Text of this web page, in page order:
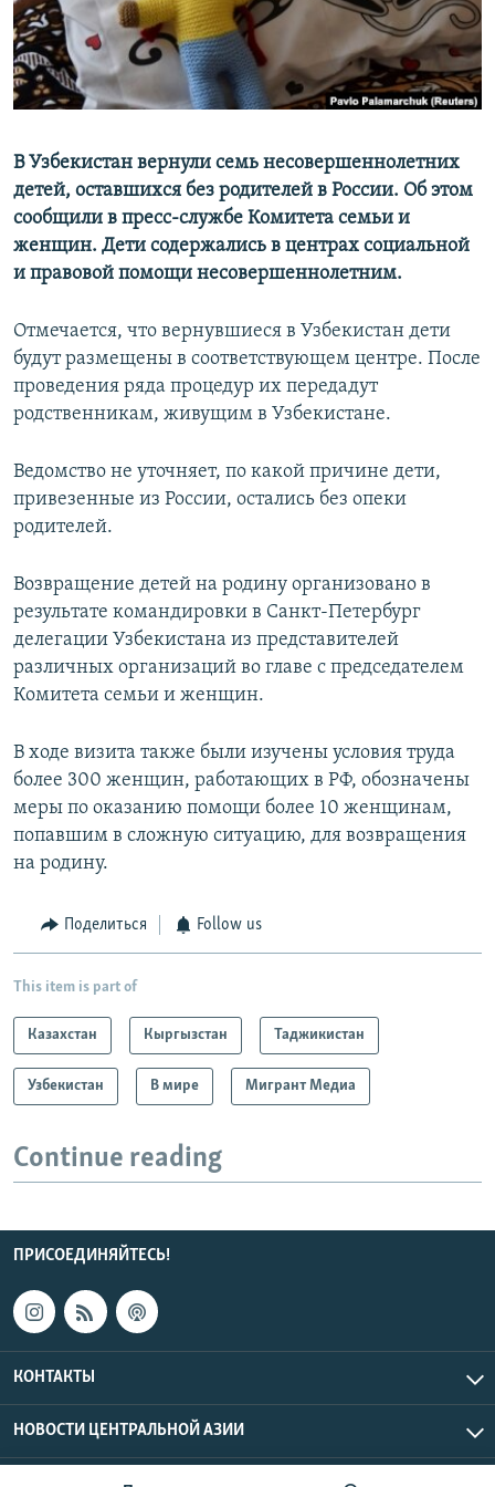
В Узбекистан вернули семь несовершеннолетних
детей, оставшихся без родителей в России. Об этом
сообщили в пресс-службе Комитета семьи и
женщин. Дети содержались в центрах социальной
и правовой помощи несовершеннолетним.
Отмечается, что вернувшиеся в Узбекистан дети
будут размещены в соответствующем центре. После
проведения ряда процедур их передадут
родственникам, живущим в Узбекистане.
Ведомство не уточняет, по какой причине дети,
привезенные из России, остались без опеки
родителей.
Возвращение детей на родину организовано в
результате командировки в Санкт-Петербург
делегации Узбекистана из представителей
различных организаций во главе с председателем
Комитета семьи и женщин.
В ходе визита также были изучены условия труда
более 300 женщин, работающих в РФ, обозначены
меры по оказанию помощи более 10 женщинам,
попавшим в сложную ситуацию, для возвращения
на родину.
Поделиться Follow us
This item is part of
Казахстан Кыргызстан Таджикистан
Узбекистан В мире Мигрант Медиа
Continue reading
ПРИСОЕДИНЯЙТЕСЬ!
КОНТАКТЫ
НОВОСТИ ЦЕНТРАЛЬНОЙ АЗИИ